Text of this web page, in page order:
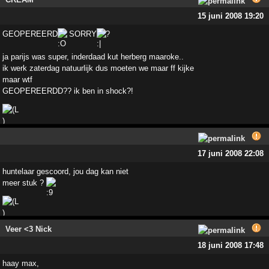
15 juni 2008 19:20
GEOPEREERD SORRY ?
ja parijs was super, inderdaad kut herberg maaroke..
ik werk zaterdag natuurlijk dus moeten we maar ff kijke
maar wtf
GEOPEREERDD?? ik ben in shock?!
17 juni 2008 22:08
huntelaar gescoord, jou dag kan niet
meer stuk ?
Veer <3 Nick
18 juni 2008 17:48
haay max,